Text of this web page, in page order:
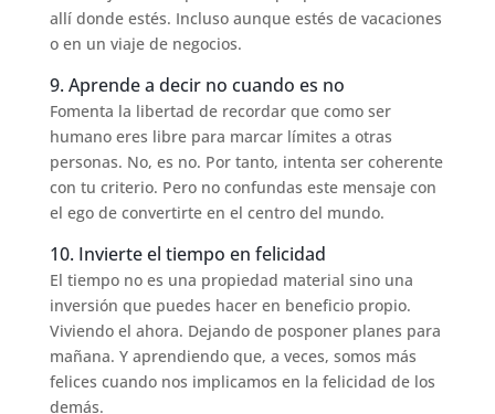
allí donde estés. Incluso aunque estés de vacaciones
o en un viaje de negocios.
9. Aprende a decir no cuando es no
Fomenta la libertad de recordar que como ser
humano eres libre para marcar límites a otras
personas. No, es no. Por tanto, intenta ser coherente
con tu criterio. Pero no confundas este mensaje con
el ego de convertirte en el centro del mundo.
10. Invierte el tiempo en felicidad
El tiempo no es una propiedad material sino una
inversión que puedes hacer en beneficio propio.
Viviendo el ahora. Dejando de posponer planes para
mañana. Y aprendiendo que, a veces, somos más
felices cuando nos implicamos en la felicidad de los
demás.